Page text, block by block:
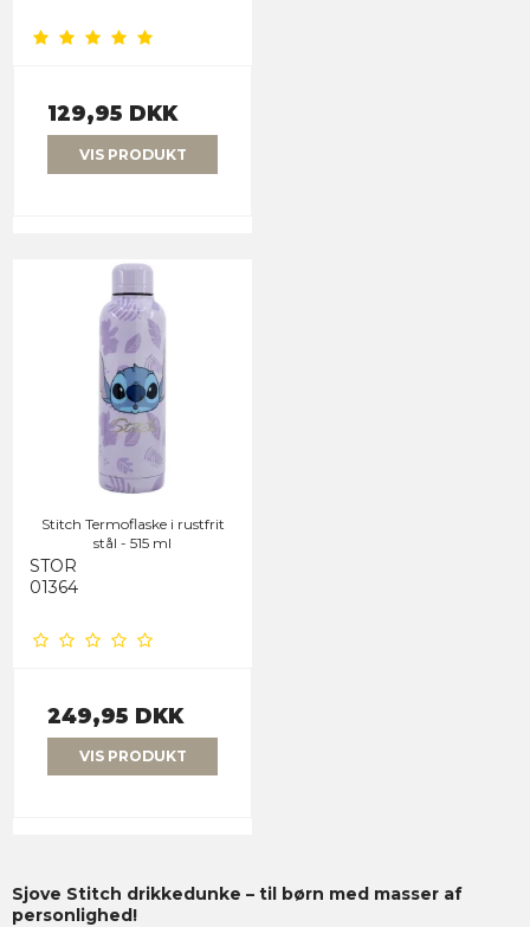
129,95 DKK
VIS PRODUKT
Stitch Termoflaske i rustfrit
stål - 515 ml
STOR
01364
249,95 DKK
VIS PRODUKT
Sjove Stitch drikkedunke – til børn med masser af
personlighed!